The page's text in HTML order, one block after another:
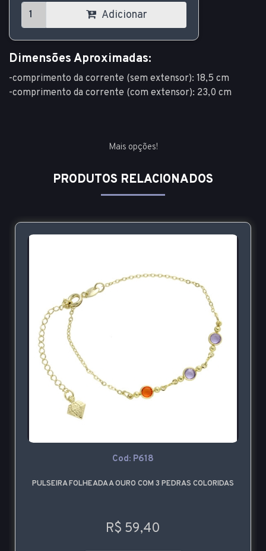
Adicionar
Dimensões Aproximadas:
-comprimento da corrente (sem extensor): 18,5 cm
-comprimento da corrente (com extensor): 23,0 cm
Mais opções!
PRODUTOS RELACIONADOS
Cod: P618
PULSEIRA FOLHEADA A OURO COM 3 PEDRAS COLORIDAS
R$ 59,40